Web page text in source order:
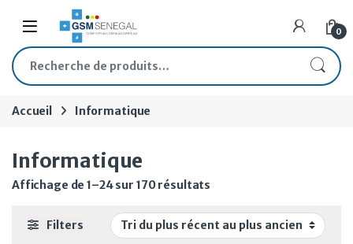
Skip to navigation
Skip to content
Open 0
Recherche pour :
Accueil Informatique
Informatique
Affichage de 1–24 sur 170 résultats
Filters